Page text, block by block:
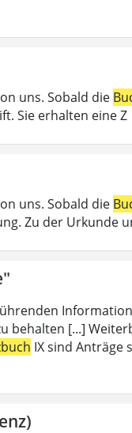
uns. Sobald die
Sie erhalten eine Z
uns. Sobald die
Zu der Urkunde
behalten [...]
IX sind Anträge